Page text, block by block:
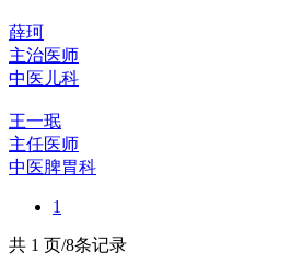
薛珂
主治医师
中医儿科
王一珉
主任医师
中医脾胃科
1
共 1 页/8条记录